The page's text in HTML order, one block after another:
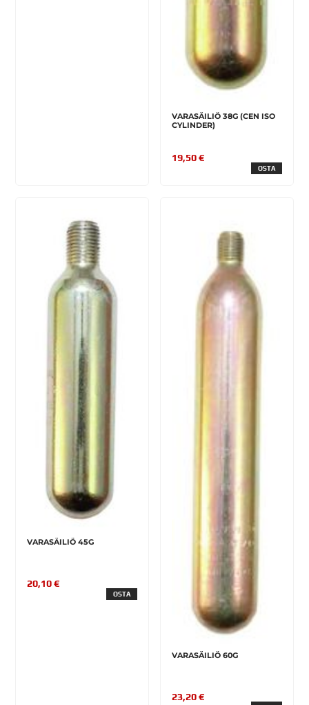
VARASÄILIÖ 38G (CEN ISO
CYLINDER)
19,50 €
OSTA
VARASÄILIÖ 45G
20,10 €
OSTA
VARASÄILIÖ 60G
23,20 €